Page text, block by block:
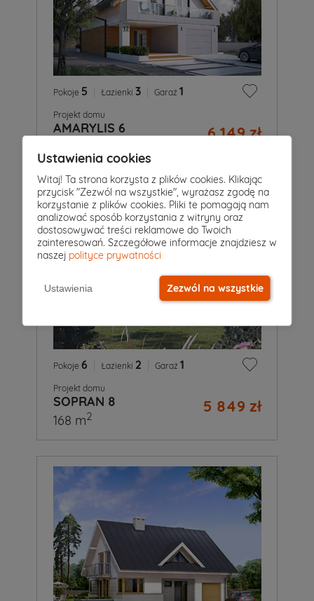
Pokoje 5 Łazienki 3 Garaż 1
Projekt domu
AMARYLIS 6 6 149 zł
Pokoje 6 Łazienki 2 Garaż 1
Projekt domu
SOPRAN 8 5 849 zł
168 m2
Ustawienia cookies
Witaj! Ta strona korzysta z plików cookies. Klikając
przycisk "Zezwól na wszystkie", wyrażasz zgodę na
korzystanie z plików cookies. Pliki te pomagają nam
analizować sposób korzystania z witryny oraz
dostosowywać treści reklamowe do Twoich
zainteresowań. Szczegółowe informacje znajdziesz w
naszej polityce prywatności
Ustawienia Zezwól na wszystkie